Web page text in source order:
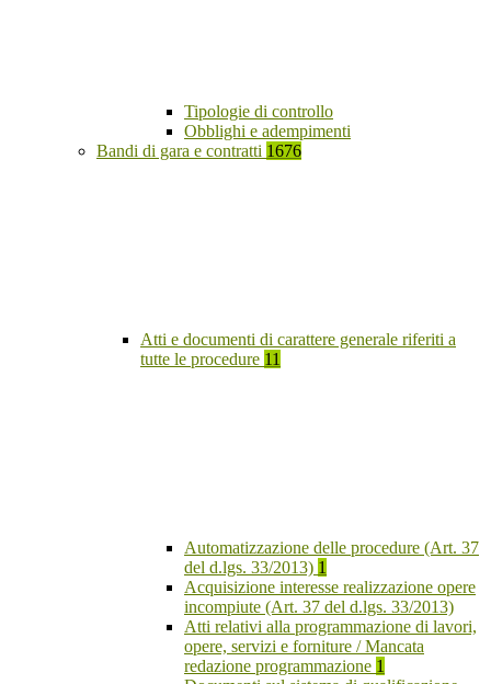
Tipologie di controllo
Obblighi e adempimenti
Bandi di gara e contratti 1676
Atti e documenti di carattere generale riferiti a
tutte le procedure 11
Automatizzazione delle procedure (Art. 37
del d.lgs. 33/2013) 1
Acquisizione interesse realizzazione opere
incompiute (Art. 37 del d.lgs. 33/2013)
Atti relativi alla programmazione di lavori,
opere, servizi e forniture / Mancata
redazione programmazione 1